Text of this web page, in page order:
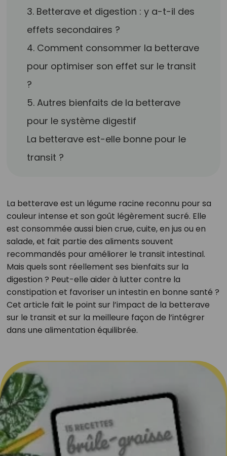
3. Betterave et digestion : y a-t-il des
effets secondaires ?
4. Comment consommer la betterave
pour optimiser son effet sur le transit
?
5. Autres bienfaits de la betterave
pour le système digestif
La betterave est-elle bonne pour le
transit ?
La betterave est un légume racine reconnu pour sa
couleur intense et son goût légèrement sucré. Elle
est consommée aussi bien crue, cuite, en jus ou en
salade, et fait partie des aliments souvent
recommandés pour améliorer le transit intestinal.
Mais quels sont réellement ses bienfaits sur la
digestion ? Peut-elle aider à lutter contre la
constipation et favoriser un intestin en bonne santé ?
Cet article fait le point sur l’impact de la betterave
sur le transit et sur la meilleure façon de l’intégrer
dans une alimentation équilibrée.